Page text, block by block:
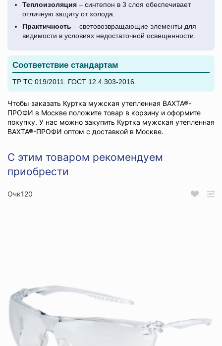
Теплоизоляция – синтепон в 3 слоя обеспечивает
отличную защиту от холода.
Практичность – световозвращающие элементы для
видимости в условиях недостаточной освещенности.
Соответствие стандартам
ТР ТС 019/2011. ГОСТ 12.4.303-2016.
Чтобы заказать Куртка мужская утепленная ВАХТА®-
ПРОФИ в Москве положите товар в корзину и оформите
покупку. У нас можно закупить Куртка мужская утепленная
ВАХТА®-ПРОФИ оптом с доставкой в Москве.
С этим товаром рекомендуем
приобрести
Очк120